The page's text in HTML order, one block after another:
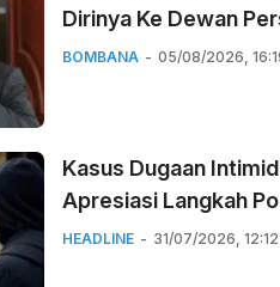
Dirinya Ke Dewan
BOMBANA 05/08/2026,
Kasus Dugaan
Apresiasi Langkah
HEADLINE 31/07/2026, 12:12